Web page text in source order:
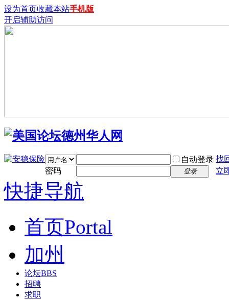
设为首页收藏本站手机版
开启辅助访问
自动登录 找
密码
登录 立
快捷导航
首页Portal
加州
论坛BBS
招聘
求职